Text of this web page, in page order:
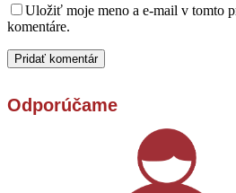
Uložiť moje meno a e-mail v tomto
komentáre.
Odporúčame